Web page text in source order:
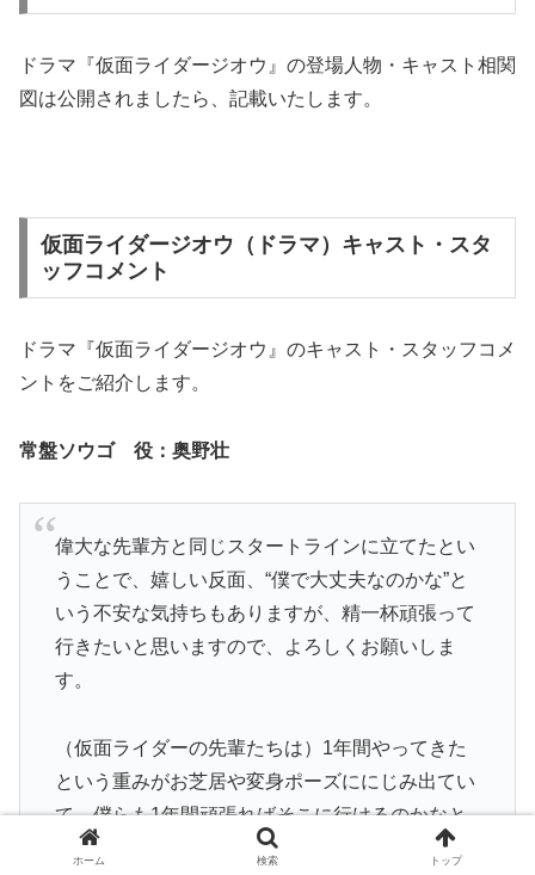
ドラマ『仮面ライダージオウ』の登場人物・キャスト相関
図は公開されましたら、記載いたします。
仮面ライダージオウ（ドラマ）キャスト・スタ
ッフコメント
ドラマ『仮面ライダージオウ』のキャスト・スタッフコメ
ントをご紹介します。
常盤ソウゴ 役：奥野壮
偉大な先輩方と同じスタートラインに立てたとい
うことで、嬉しい反面、“僕で大丈夫なのかな”と
いう不安な気持ちもありますが、精一杯頑張って
行きたいと思いますので、よろしくお願いしま
す。
（仮面ライダーの先輩たちは）1年間やってきた
という重みがお芝居や変身ポーズににじみ出てい
て、僕らも1年間頑張ればそこに行けるのかなと
いう不安があります。
ホーム 検索 トップ